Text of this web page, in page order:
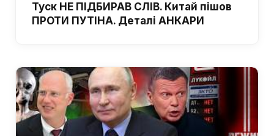
Туск НЕ ПІДБИРАВ СЛІВ. Китай пішов
ПРОТИ ПУТІНА. Деталі АНКАРИ